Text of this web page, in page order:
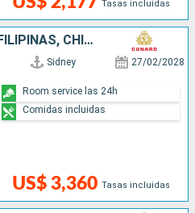
Tasas incluidas
AUSTRALIA, INDONESIA, FILIPINAS, CHINA
Sidney 27/02/2028
US$ 3,360 Tasas incluidas
Room service las 24h
Comidas incluidas